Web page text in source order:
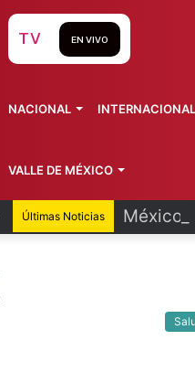
Últimas Noticias México
TV EN VIVO
NACIONAL INTERNACIONAL
VALLE DE MÉXICO